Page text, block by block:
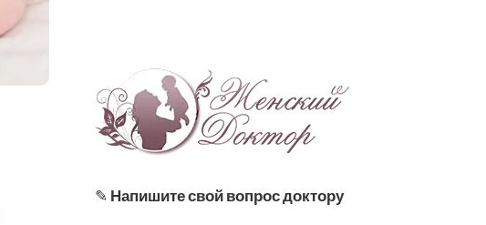
✎ Напишите свой вопрос доктору